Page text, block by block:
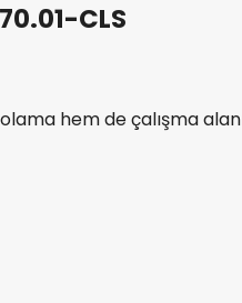
CLS
hem de çalışma